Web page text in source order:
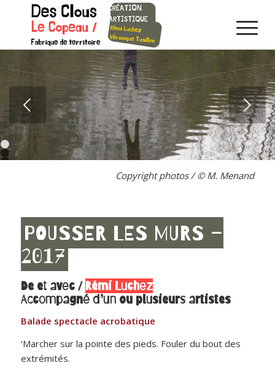
Suivant
1
2
Copyright photos / © M. Menand
POUSSER LES MURS –
2017
De et avec / Rémi Luchez
Accompagné d’un ou plusieurs artistes
Balade spectacle acrobatique
‘Marcher sur la pointe des pieds. Fouler du bout des
extrémités.